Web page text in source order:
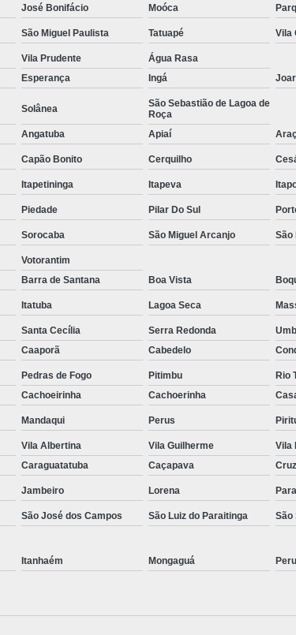
Tratamento de
Tratamento para Oxigenoterapia
José Bonifácio Moóca
São Miguel Paulista Tatuapé Vila
Vila Prudente
Água Rasa
Esperança Ingá
Solânea
São Sebastião de Lagoa de
Roça
Angatuba Apiaí
Capão Bonito Cerquilho
Itapetininga Itapeva
Piedade Pilar Do Sul
Sorocaba São Miguel Arcanjo São
Votorantim
Barra de Santana Boa Vista
Itatuba Lagoa Seca
Santa Cecília Serra Redonda
Caaporã Cabedelo
Pedras de Fogo Pitimbu Rio
Cachoeirinha Cachoerinha
Mandaqui Perus
Vila Albertina Vila Guilherme Vila
Caraguatatuba Caçapava
Jambeiro Lorena
São José dos Campos São Luiz do Paraitinga São
Itanhaém Mongaguá